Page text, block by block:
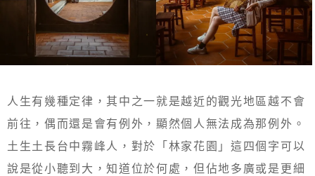
人生有幾種定律，其中之一就是越近的觀光地區越不會
前往，偶而還是會有例外，顯然個人無法成為那例外。
土生土長台中霧峰人，對於「林家花園」這四個字可以
說是從小聽到大，知道位於何處，但佔地多廣或是更細